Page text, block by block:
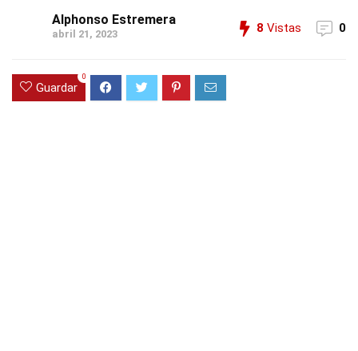
Alphonso Estremera
abril 21, 2023 8 Vistas 0
Guardar
0